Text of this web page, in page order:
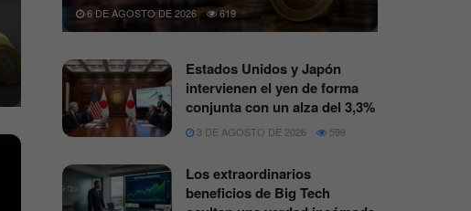
6 DE AGOSTO DE 2026 619
Estados Unidos y Japón
intervienen el yen de forma
conjunta con un alza del 3,3%
3 DE AGOSTO DE 2026 599
Los extraordinarios
beneficios de Big Tech